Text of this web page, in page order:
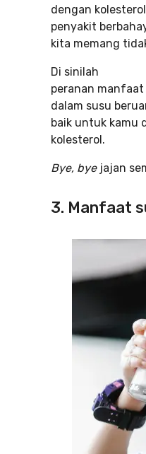
dengan
penyakit
kita memang
Di sinilah
peranan
dalam susu
baik untuk kamu
kolesterol.
Bye, bye jajan
3. Manfaat